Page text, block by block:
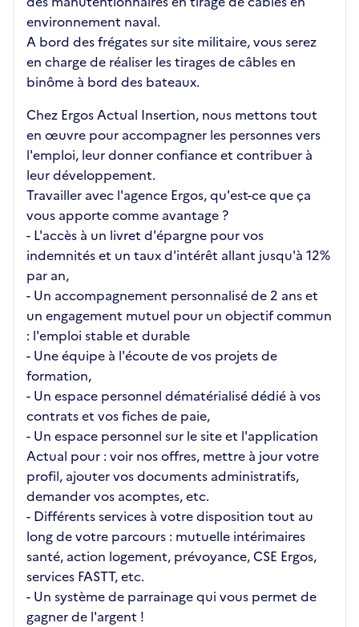
environnement naval.
A bord des frégates sur site militaire, vous serez
en charge de réaliser les tirages de câbles en
binôme à bord des bateaux.
Chez Ergos Actual Insertion, nous mettons tout
en œuvre pour accompagner les personnes vers
l'emploi, leur donner confiance et contribuer à
leur développement.
Travailler avec l'agence Ergos, qu'est-ce que ça
vous apporte comme avantage ?
- L'accès à un livret d'épargne pour vos
indemnités et un taux d'intérêt allant jusqu'à 12%
par an,
- Un accompagnement personnalisé de 2 ans et
un engagement mutuel pour un objectif commun
: l'emploi stable et durable
- Une équipe à l'écoute de vos projets de
formation,
- Un espace personnel dématérialisé dédié à vos
contrats et vos fiches de paie,
- Un espace personnel sur le site et l'application
Actual pour : voir nos offres, mettre à jour votre
profil, ajouter vos documents administratifs,
demander vos acomptes, etc.
- Différents services à votre disposition tout au
long de votre parcours : mutuelle intérimaires
santé, action logement, prévoyance, CSE Ergos,
services FASTT, etc.
- Un système de parrainage qui vous permet de
gagner de l'argent !